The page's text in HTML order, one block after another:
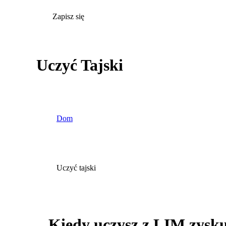
Zapisz się
Uczyć Tajski
Dom
Uczyć tajski